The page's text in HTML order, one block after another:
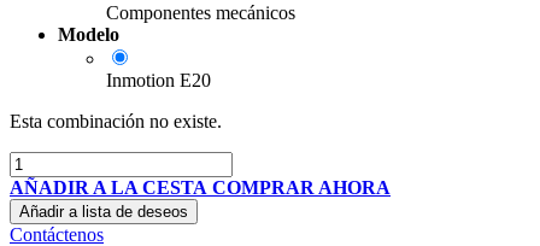
Componentes mecánicos
Modelo
Inmotion E20
Esta combinación no existe.
AÑADIR A LA CESTA COMPRAR AHORA
Añadir a lista de deseos
Contáctenos